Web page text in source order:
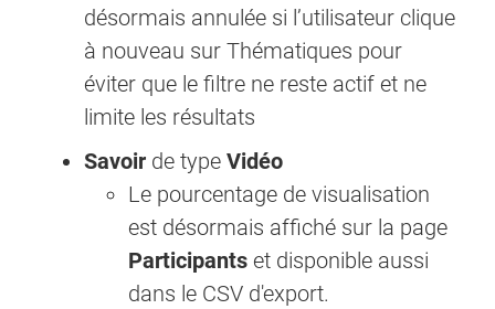
désormais annulée si l’utilisateur clique
à nouveau sur Thématiques pour
éviter que le filtre ne reste actif et ne
limite les résultats
Savoir de type Vidéo
Le pourcentage de visualisation
est désormais affiché sur la page
Participants et disponible aussi
dans le CSV d'export.